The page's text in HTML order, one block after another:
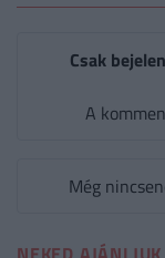
Csak
A
Még